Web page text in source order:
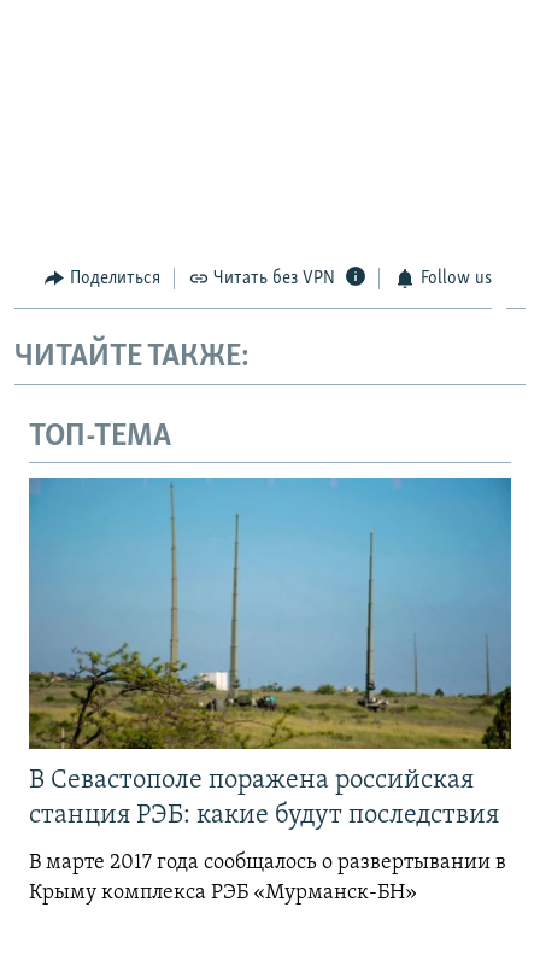
Поделиться Читать без VPN Follow us
ЧИТАЙТЕ ТАКЖЕ:
ТОП-ТЕМА
В Севастополе поражена российская
станция РЭБ: какие будут последствия
В марте 2017 года сообщалось о развертывании в
Крыму комплекса РЭБ «Мурманск-БН»